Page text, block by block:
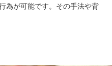
為が可能です。その手法や背